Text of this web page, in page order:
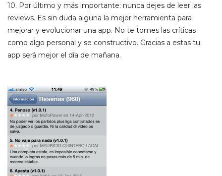
10. Por último y más importante: nunca dejes de leer las
reviews. Es sin duda alguna la mejor herramienta para
mejorar y evolucionar una app. No te tomes las críticas
como algo personal y se constructivo. Gracias a estas tu
app será mejor el día de mañana.